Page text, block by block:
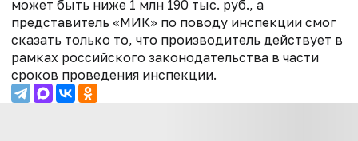
может быть ниже 1 млн 190 тыс. руб., а
представитель «МИК» по поводу инспекции смог
сказать только то, что производитель действует в
рамках российского законодательства в части
сроков проведения инспекции.